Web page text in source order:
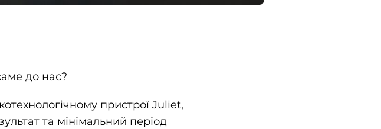
до нас?
пристрої Juliet,
та мінімальний період